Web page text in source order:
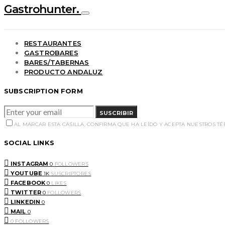
Gastrohunter.
RESTAURANTES
GASTROBARES
BARES/TABERNAS
PRODUCTO ANDALUZ
SUBSCRIPTION FORM
SUSCRIBIR
AL MARCAR ESTA CASILLA, CONFIRMA QUE HA LEÍDO Y ACEPTA NUESTROS
SOCIAL LINKS
INSTAGRAM 0 FOLLOWERS
YOUTUBE 1K SUSCRIPTORES
FACEBOOK 0 LIKES
TWITTER 0 FOLLOWERS
LINKEDIN 0
MAIL 0
0 FOLLOWERS